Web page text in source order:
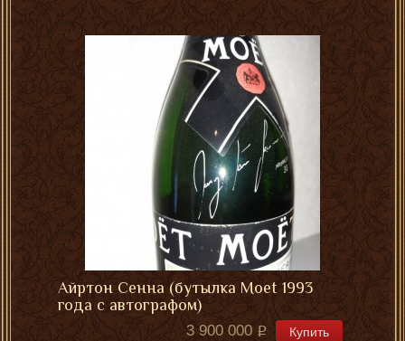
Айртон Сенна (бутылка Moet 1993
года с автографом)
3 900 000 Купить